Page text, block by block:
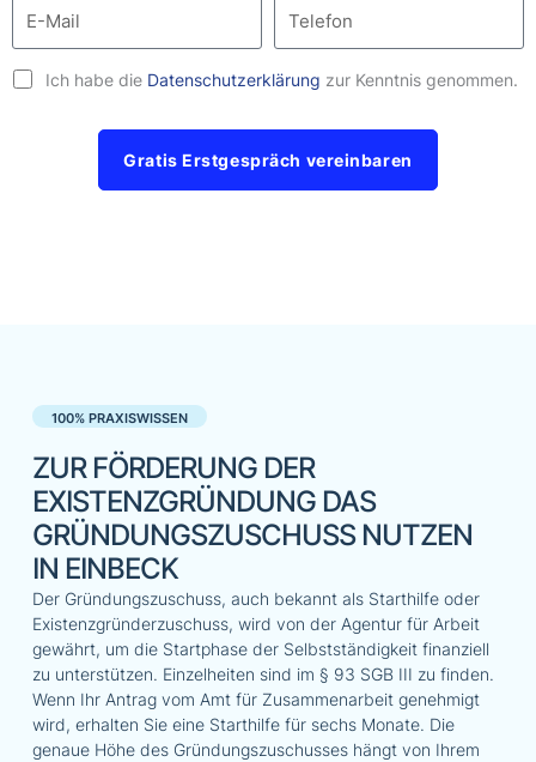
Ich habe die Datenschutzerklärung zur Kenntnis genommen.
Gratis Erstgespräch vereinbaren
100% PRAXISWISSEN
ZUR FÖRDERUNG DER
EXISTENZGRÜNDUNG DAS
GRÜNDUNGSZUSCHUSS NUTZEN
IN EINBECK
Der Gründungszuschuss, auch bekannt als Starthilfe oder
Existenzgründerzuschuss, wird von der Agentur für Arbeit
gewährt, um die Startphase der Selbstständigkeit finanziell
zu unterstützen. Einzelheiten sind im § 93 SGB III zu finden.
Wenn Ihr Antrag vom Amt für Zusammenarbeit genehmigt
wird, erhalten Sie eine Starthilfe für sechs Monate. Die
genaue Höhe des Gründungszuschusses hängt von Ihrem